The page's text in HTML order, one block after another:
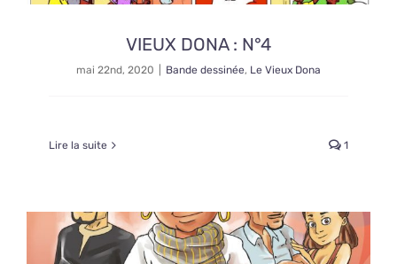
VIEUX DONA : N°4
mai 22nd, 2020 Bande dessinée, Le Vieux Dona
Lire la suite 1